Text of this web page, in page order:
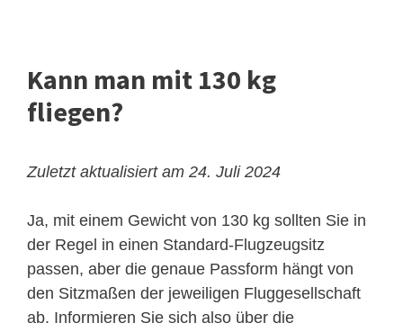
Kann man mit 130 kg
fliegen?
Zuletzt aktualisiert am 24. Juli 2024
Ja, mit einem Gewicht von 130 kg sollten Sie in
der Regel in einen Standard-Flugzeugsitz
passen, aber die genaue Passform hängt von
den Sitzmaßen der jeweiligen Fluggesellschaft
ab. Informieren Sie sich also über die